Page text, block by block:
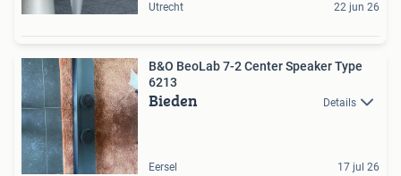
Utrecht 22 jun 26
B&O BeoLab 7-2 Center Speaker Type
6213
Bieden Details
Eersel 17 jul 26